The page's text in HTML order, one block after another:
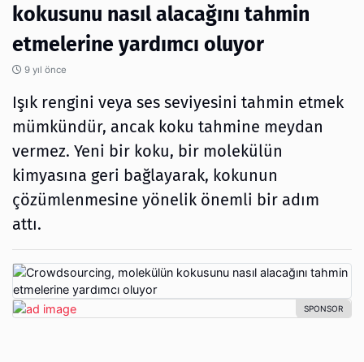
kokusunu nasıl alacağını tahmin
etmelerine yardımcı oluyor
9 yıl önce
Işık rengini veya ses seviyesini tahmin etmek
mümkündür, ancak koku tahmine meydan
vermez. Yeni bir koku, bir molekülün
kimyasına geri bağlayarak, kokunun
çözümlenmesine yönelik önemli bir adım
attı.